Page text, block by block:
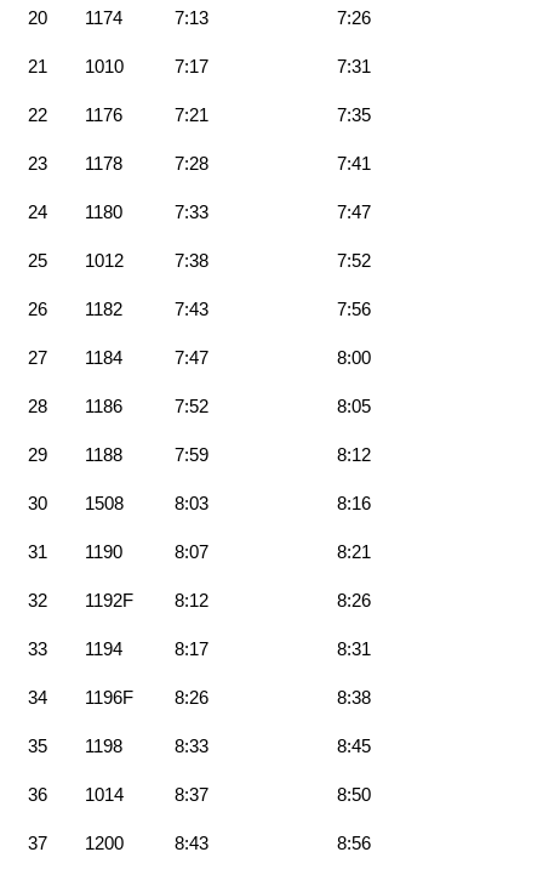
20 1174 7:13 7:26
21 1010 7:17 7:31
22 1176 7:21 7:35
23 1178 7:28 7:41
24 1180 7:33 7:47
25 1012 7:38 7:52
26 1182 7:43 7:56
27 1184 7:47 8:00
28 1186 7:52 8:05
29 1188 7:59 8:12
30 1508 8:03 8:16
31 1190 8:07 8:21
32 1192F 8:12 8:26
33 1194 8:17 8:31
34 1196F 8:26 8:38
35 1198 8:33 8:45
36 1014 8:37 8:50
37 1200 8:43 8:56